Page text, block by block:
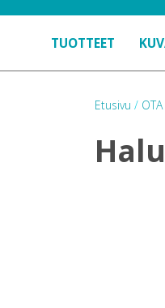
TUOTTEET
Etusivu /